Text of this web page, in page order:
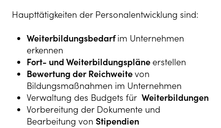
Haupttätigkeiten der Personalentwicklung sind:
Weiterbildungsbedarfim Unternehmen
erkennen
Fort- und Weiterbildungspläne erstellen
Bewertung der Reichweitevon
Bildungsmaßnahmen im Unternehmen
Verwaltung des Budgets für Weiterbildungen
Vorbereitung der Dokumente und
Bearbeitung von Stipendien